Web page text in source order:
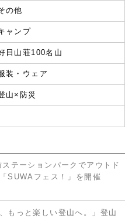
の他
ャンプ
日山荘100名山
装・ウェア
山×防災
テーションパークでアウトド
SUWAフェス！」を開催
もっと楽しい登山へ。」登山